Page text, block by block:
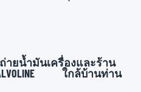
ายน้ำมันเครื่องและร้าน
ใกล้บ้านท่าน